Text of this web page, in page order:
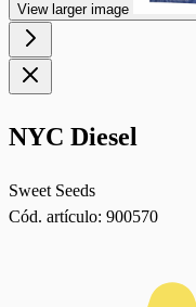
View larger image
NYC Diesel
Sweet Seeds
Cód. artículo: 900570